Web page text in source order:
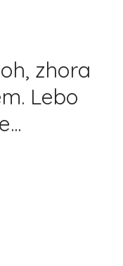
zhora
Lebo